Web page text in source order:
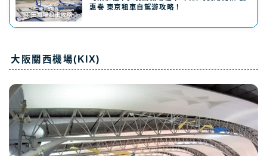
惠卷 東京租車自駕游攻略！
大阪關西機場(KIX)